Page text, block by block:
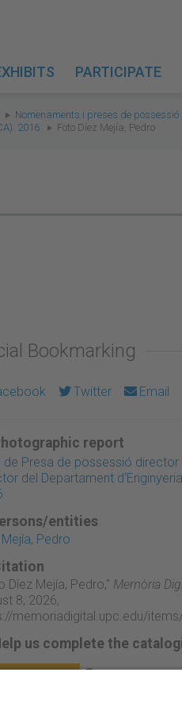
PARTICIPATE
Nomenaments i preses de possessió
2016
Foto Díez Mejía, Pedro
Bookmarking
Twitter Email
report
de Presa de possessió director
del Departament d'Enginyeria
entities
Pedro
Díez Mejía, Pedro,” Memòria
8, 2026,
memoriadigital.upc.edu/
us complete the